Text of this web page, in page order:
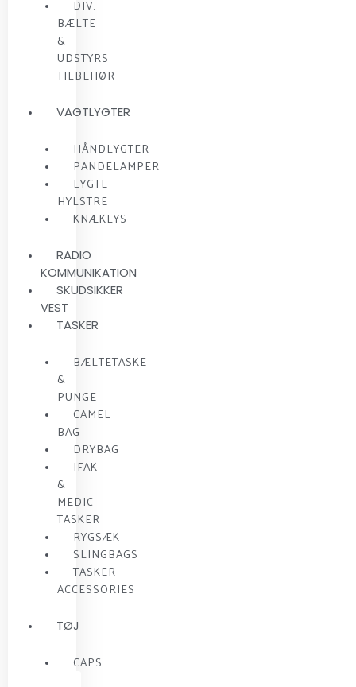
DIV.
BÆLTE
&
UDSTYRS
TILBEHØR
VAGTLYGTER
HÅNDLYGTER
PANDELAMPER
LYGTE
HYLSTRE
KNÆKLYS
RADIO
KOMMUNIKATION
SKUDSIKKER
VEST
TASKER
BÆLTETASKE
&
PUNGE
CAMEL
BAG
DRYBAG
IFAK
&
MEDIC
TASKER
RYGSÆK
SLINGBAGS
TASKER
ACCESSORIES
TØJ
CAPS